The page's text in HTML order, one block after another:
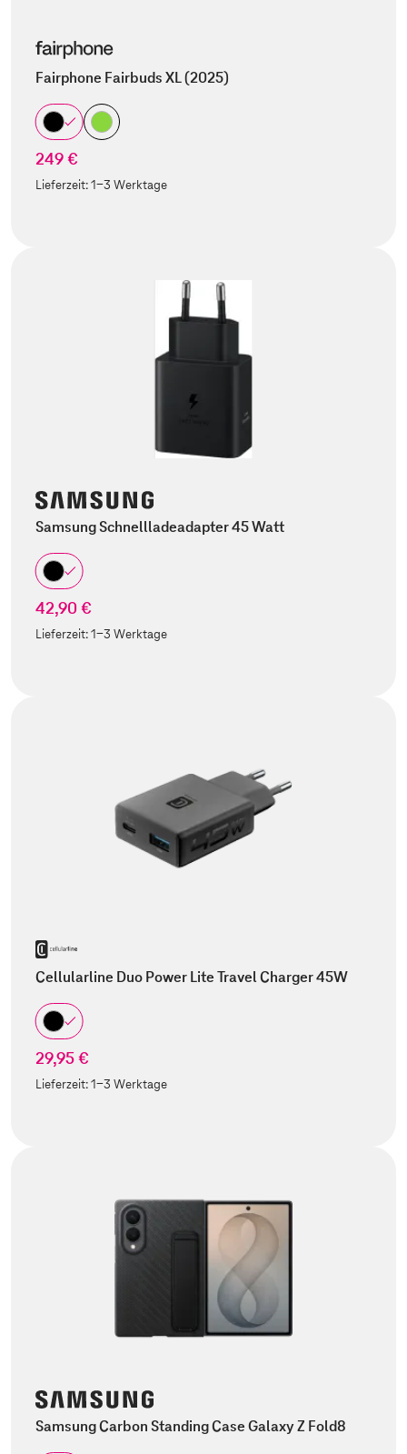
Fairphone Fairbuds XL (2025)
249 €
Lieferzeit:1-3 Werktage
Samsung Schnellladeadapter 45 Watt
42,90 €
Lieferzeit:1-3 Werktage
Cellularline Duo Power Lite Travel Charger 45W
29,95 €
Lieferzeit:1-3 Werktage
Samsung Carbon Standing Case Galaxy Z Fold8